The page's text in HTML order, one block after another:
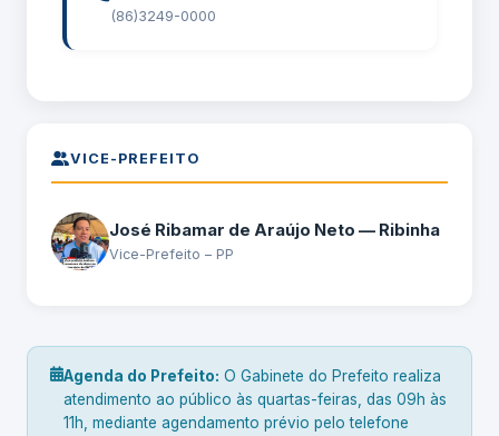
(86)3249-0000
VICE-PREFEITO
José Ribamar de Araújo Neto — Ribinha
Vice-Prefeito – PP
Agenda do Prefeito: O Gabinete do Prefeito realiza
atendimento ao público às quartas-feiras, das 09h às
11h, mediante agendamento prévio pelo telefone